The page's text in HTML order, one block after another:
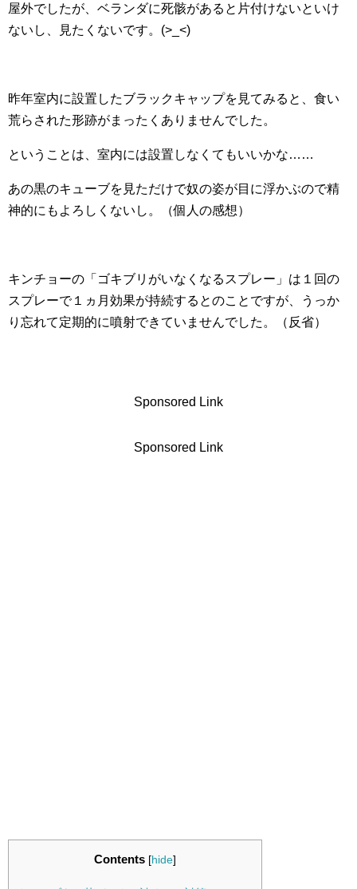
屋外でしたが、ベランダに死骸があると片付けないといけ
ないし、見たくないです。(>_<)
昨年室内に設置したブラックキャップを見てみると、食い
荒らされた形跡がまったくありませんでした。
ということは、室内には設置しなくてもいいかな……
あの黒のキューブを見ただけで奴の姿が目に浮かぶので精
神的にもよろしくないし。（個人の感想）
キンチョーの「ゴキブリがいなくなるスプレー」は１回の
スプレーで１ヵ月効果が持続するとのことですが、うっか
り忘れて定期的に噴射できていませんでした。（反省）
Sponsored Link
Sponsored Link
Contents [hide]